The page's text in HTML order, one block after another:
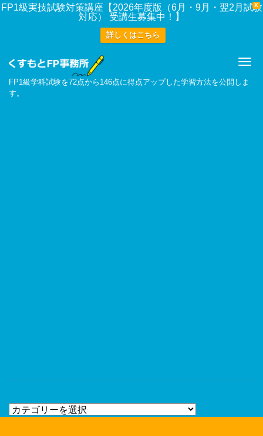
X
FP1級実技試験対策講座【2026年度版（6月・9月・翌2月試験
対応） 受講生募集中！】
詳しくはこちら
FP1級学科試験を72点から146点に得点アップした学習方法を公開しま
す。